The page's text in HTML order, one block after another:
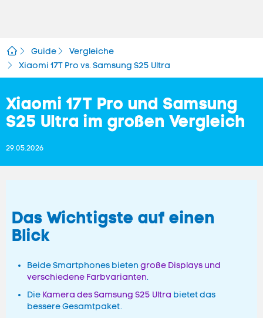
Guide
Vergleiche
Xiaomi 17T Pro vs. Samsung S25 Ultra
Xiaomi 17T Pro und Samsung
S25 Ultra im großen Vergleich
29.05.2026
Das Wichtigste auf einen
Blick
Beide Smartphones bieten große Displays und
verschiedene Farbvarianten.
Die Kamera des Samsung S25 Ultra bietet das
bessere Gesamtpaket.